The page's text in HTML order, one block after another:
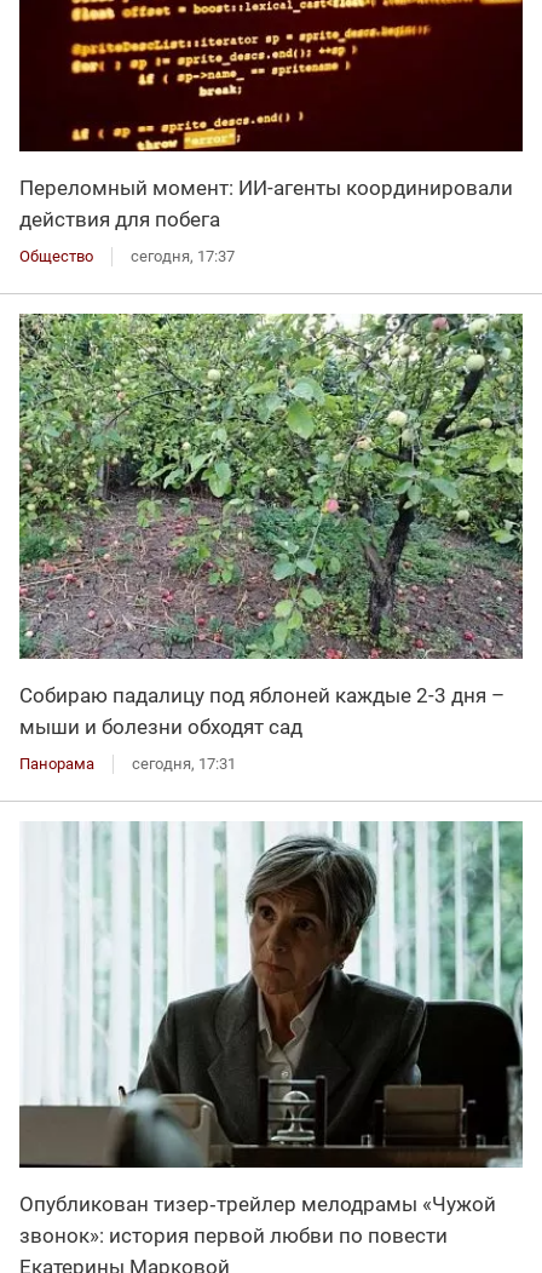
Переломный момент: ИИ-агенты координировали
действия для побега
Общество сегодня, 17:37
Собираю падалицу под яблоней каждые 2-3 дня –
мыши и болезни обходят сад
Панорама сегодня, 17:31
Опубликован тизер‑трейлер мелодрамы «Чужой
звонок»: история первой любви по повести
Екатерины Марковой